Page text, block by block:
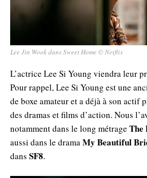
Lee Jin Wook dans Sweet Home © Netflix
L’actrice Lee Si Young viendra leur
Pour rappel, Lee Si Young est une
de boxe amateur et a déjà à son actif
des dramas et films d’action. Nous
notamment dans le long métrage The
aussi dans le dramaMy Beautiful
dans SF8.